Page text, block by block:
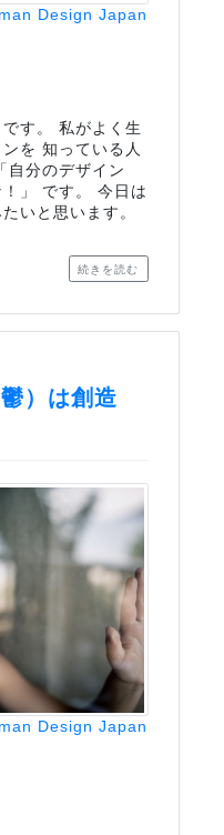
Design Japan
す。 私がよく生
を 知っている人
自分のデザイン
！」 です。 今日は
いと思います。
続きを読む
）は創造
Design Japan